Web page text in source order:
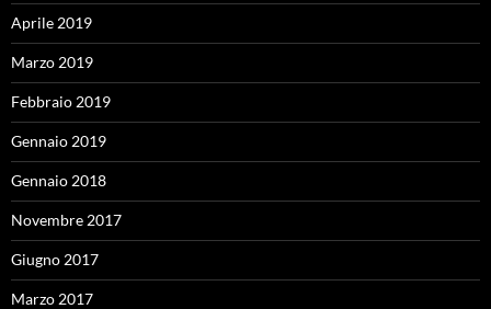
Aprile 2019
Marzo 2019
Febbraio 2019
Gennaio 2019
Gennaio 2018
Novembre 2017
Giugno 2017
Marzo 2017